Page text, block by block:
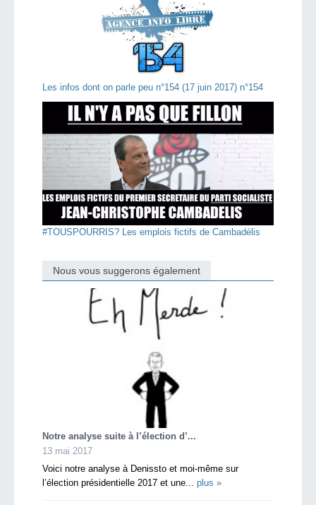
Les infos dont on parle peu n°154 (17 juin 2017) n°154
#TOUSPOURRIS? Les emplois fictifs de Cambadélis
Nous vous suggerons également
Notre analyse suite à l’élection d’...
13 mai 2017
Voici notre analyse à Denissto et moi-même sur
l’élection présidentielle 2017 et une... plus »